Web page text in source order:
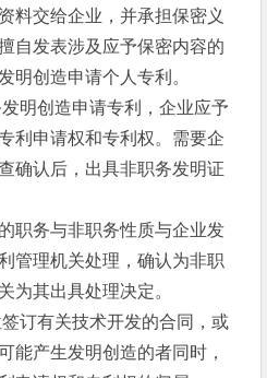
料交给企业，并承担保密义
自发表涉及应予保密内容的
明创造申请个人专利。
明创造申请专利，企业应予
利申请权和专利权。需要企
确认后，出具非职务发明证
职务与非职务性质与企业发
管理机关处理，确认为非职
为其出具处理决定。
订有关技术开发的合同，或
能产生发明创造的者同时，